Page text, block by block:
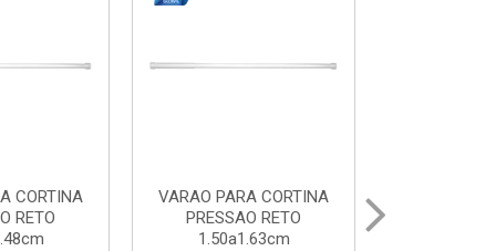
CORTINA
RETO
VARAL PARA TETO
MAXEB ACO 1.40m